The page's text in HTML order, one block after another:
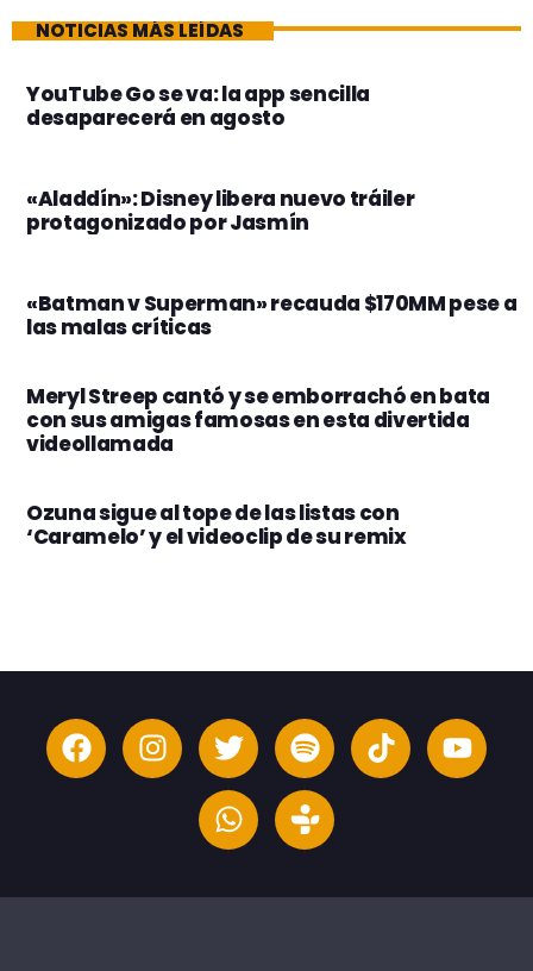
NOTICIAS MÁS LEÍDAS
YouTube Go se va: la app sencilla
desaparecerá en agosto
«Aladdín»: Disney libera nuevo tráiler
protagonizado por Jasmín
«Batman v Superman» recauda $170MM pese a
las malas críticas
Meryl Streep cantó y se emborrachó en bata
con sus amigas famosas en esta divertida
videollamada
Ozuna sigue al tope de las listas con
‘Caramelo’ y el videoclip de su remix